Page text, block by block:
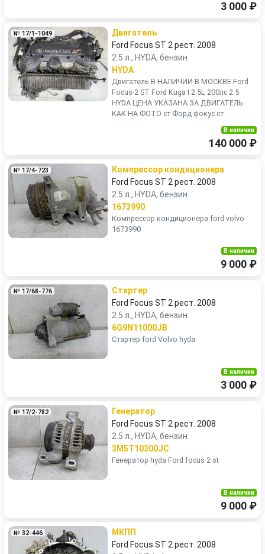
3 000 ₽
№ 17/1-1049
Двигатель
Ford Focus ST 2 рест. 2008
2.5 л., HYDA, бензин
HYDA
Двигатель В НАЛИЧИИ В МОСКВЕ Ford
Focus-2 ST Ford Kuga I 2.5L 200лс 2.5
HYDA ЦЕНА УКАЗАНА ЗА ДВИГАТЕЛЬ
КАК НА ФОТО ст Форд фокус ст
В наличии
140 000 ₽
№ 17/4-723
Компрессор кондиционера
Ford Focus ST 2 рест. 2008
2.5 л., HYDA, бензин
1673990
Компрессор кондиционера ford volvo
1673990
В наличии
9 000 ₽
№ 17/68-776
Стартер
Ford Focus ST 2 рест. 2008
2.5 л., HYDA, бензин
6G9N11000JB
Стартер ford Volvo hyda
В наличии
3 000 ₽
№ 17/2-782
Генератор
Ford Focus ST 2 рест. 2008
2.5 л., HYDA, бензин
3M5T10300JC
Генератор hyda Ford focus 2 st
В наличии
9 000 ₽
№ 32-446
МКПП
Ford Focus ST 2 рест. 2008